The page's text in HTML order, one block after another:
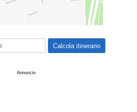
Annuncio